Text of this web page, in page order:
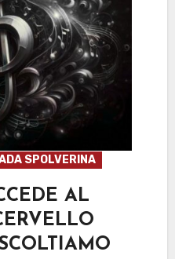
SPOLVERINA
AL